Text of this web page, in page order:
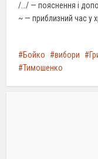
/…/ — пояснення і
~ — приблизний час у
Бойко вибори
Тимошенко